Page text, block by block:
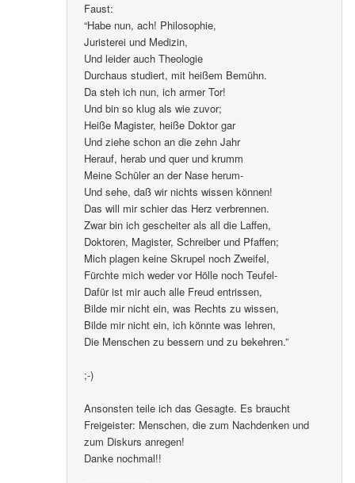
Faust:
“Habe nun, ach! Philosophie,
Juristerei und Medizin,
Und leider auch Theologie
Durchaus studiert, mit heißem Bemühn.
Da steh ich nun, ich armer Tor!
Und bin so klug als wie zuvor;
Heiße Magister, heiße Doktor gar
Und ziehe schon an die zehn Jahr
Herauf, herab und quer und krumm
Meine Schüler an der Nase herum-
Und sehe, daß wir nichts wissen können!
Das will mir schier das Herz verbrennen.
Zwar bin ich gescheiter als all die Laffen,
Doktoren, Magister, Schreiber und Pfaffen;
Mich plagen keine Skrupel noch Zweifel,
Fürchte mich weder vor Hölle noch Teufel-
Dafür ist mir auch alle Freud entrissen,
Bilde mir nicht ein, was Rechts zu wissen,
Bilde mir nicht ein, ich könnte was lehren,
Die Menschen zu bessern und zu bekehren.”
;-)
Ansonsten teile ich das Gesagte. Es braucht
Freigeister: Menschen, die zum Nachdenken und
zum Diskurs anregen!
Danke nochmal!!